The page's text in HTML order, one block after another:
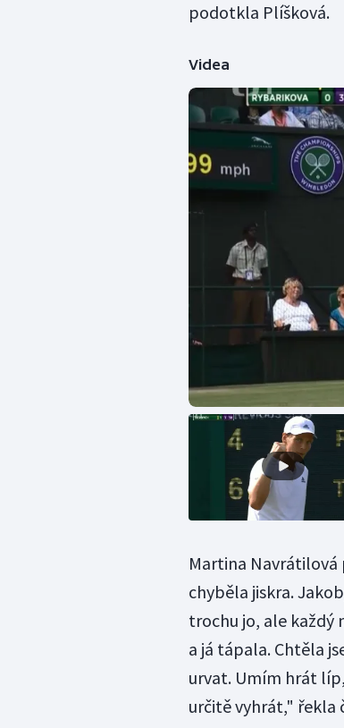
podotkla Plíšková.
Videa
Martina
chyběla jiskra.
trochu jo, ale každý
a já tápala. Chtěla
urvat. Umím hrát
určitě vyhrát," řekla